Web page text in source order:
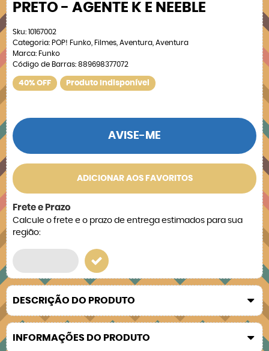
PRETO - AGENTE K E NEEBLE
Sku: 10167002
Categoria: POP! Funko Filmes Aventura Aventura
Marca: Funko
Código de Barras: 889698377072
40% OFF Produto Indisponível
AVISE-ME
ADICIONAR AOS FAVORITOS
Frete e Prazo
Calcule o frete e o prazo de entrega estimados para sua
região:
DESCRIÇÃO DO PRODUTO
INFORMAÇÕES DO PRODUTO